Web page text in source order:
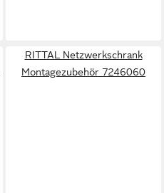
RITTAL Netzwerkschrank
Montagezubehör 7246060